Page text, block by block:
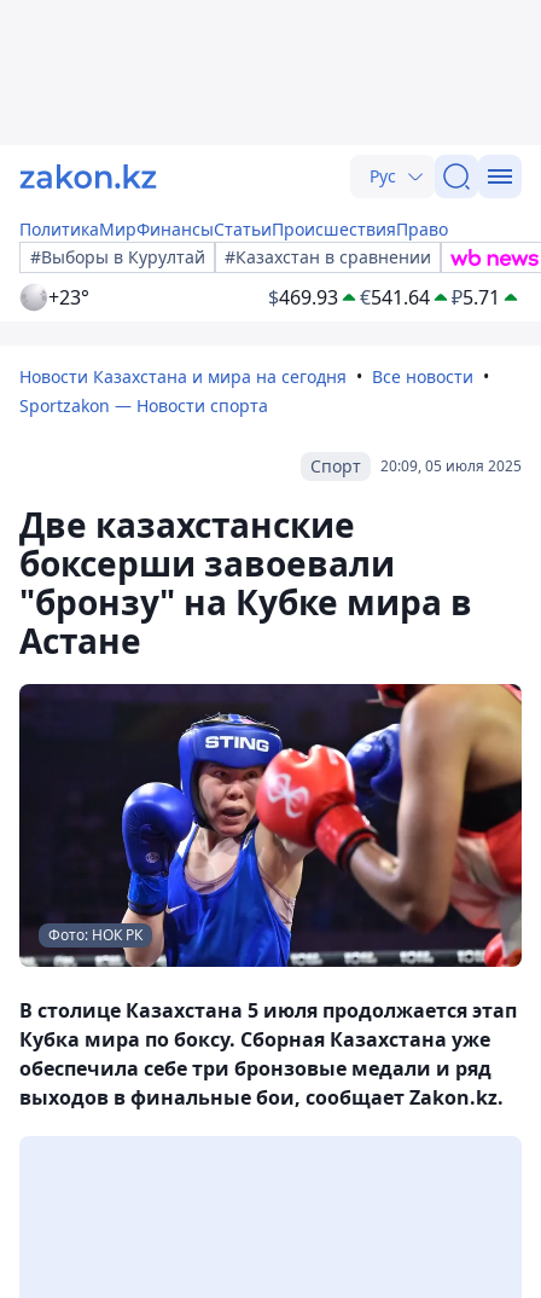
Рус
ПолитикаМирФинансыСтатьиПроисшествияПраво
#Выборы в Курултай
#Казахстан в сравнении
+23° $469.93 €541.64 ₽5.71
Новости Казахстана и мира на сегодня
Все новости
Sportzakon — Новости спорта
20:09, 05 июля 2025
Спорт
Две казахстанские
боксерши завоевали
"бронзу" на Кубке мира в
Астане
Фото: НОК РК
В столице Казахстана 5 июля продолжается этап
Кубка мира по боксу. Сборная Казахстана уже
обеспечила себе три бронзовые медали и ряд
выходов в финальные бои, сообщает Zakon.kz.